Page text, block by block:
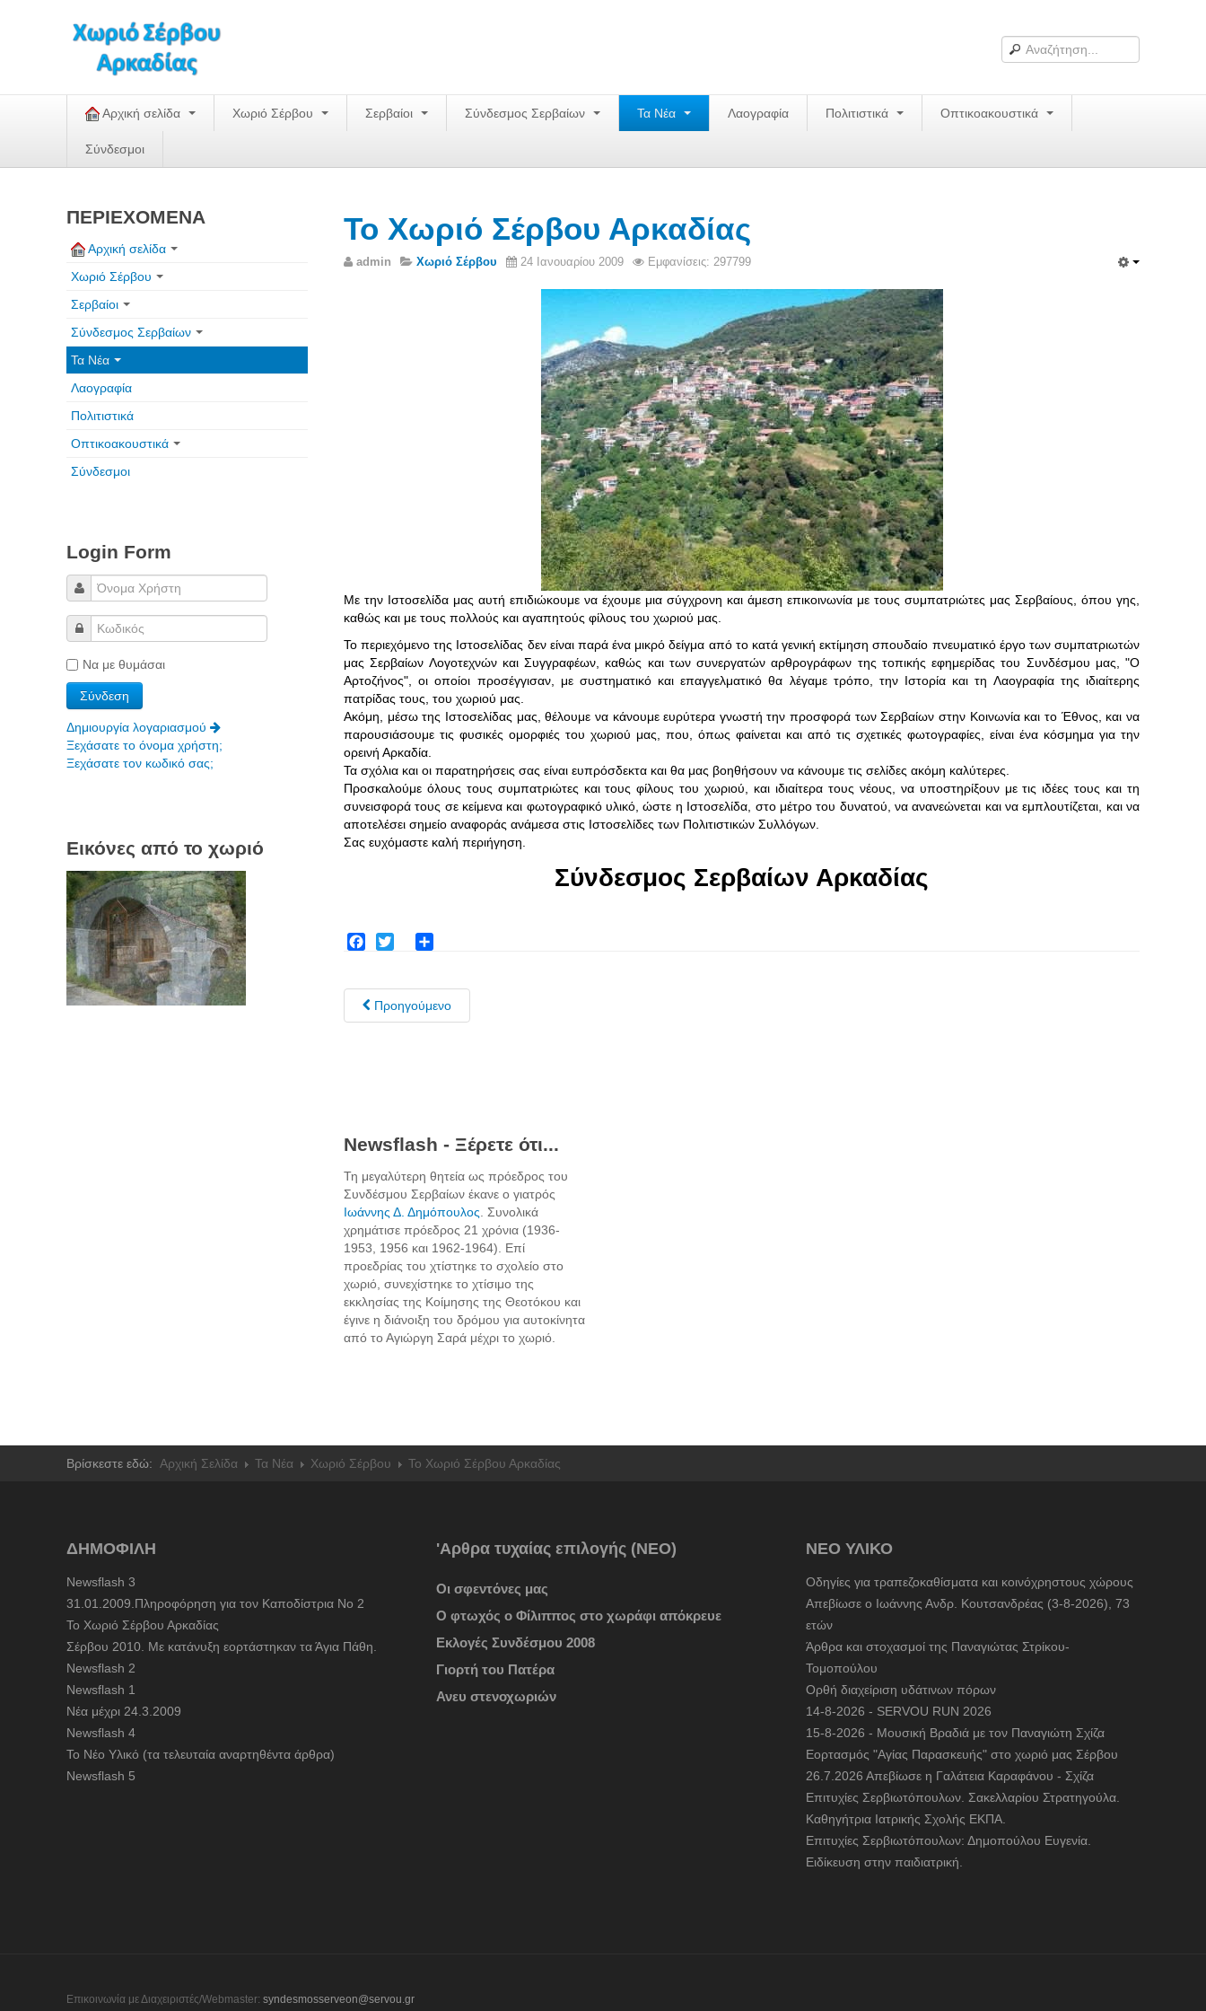
Αρχική σελίδα Χωριό Σέρβου Σερβαίοι Σύνδεσμος Σερβαίων Τα Νέα Λαογραφία Πολιτιστικά Οπτικοακουστικά
Σύνδεσμοι
To Χωριό Σέρβου Αρκαδίας
admin Χωριό Σέρβου 24 Ιανουαρίου 2009 Εμφανίσεις: 297799
Με την Ιστοσελίδα μας αυτή επιδιώκουμε να έχουμε μια σύγχρονη και άμεση επικοινωνία με τους συμπατριώτες μας Σερβαίους, όπου γης,
καθώς και με τους πολλούς και αγαπητούς φίλους του χωριού μας.
Το περιεχόμενο της Ιστοσελίδας δεν είναι παρά ένα μικρό δείγμα από το κατά γενική εκτίμηση σπουδαίο πνευματικό έργο των συμπατριωτών
μας Σερβαίων Λογοτεχνών και Συγγραφέων, καθώς και των συνεργατών αρθρογράφων της τοπικής εφημερίδας του Συνδέσμου μας, "Ο
Αρτοζήνος", οι οποίοι προσέγγισαν, με συστηματικό και επαγγελματικό θα λέγαμε τρόπο, την Ιστορία και τη Λαογραφία της ιδιαίτερης
πατρίδας τους, του χωριού μας.
Ακόμη, μέσω της Ιστοσελίδας μας, θέλουμε να κάνουμε ευρύτερα γνωστή την προσφορά των Σερβαίων στην Κοινωνία και το Έθνος, και να
παρουσιάσουμε τις φυσικές ομορφιές του χωριού μας, που, όπως φαίνεται και από τις σχετικές φωτογραφίες, είναι ένα κόσμημα για την
ορεινή Αρκαδία.
Τα σχόλια και οι παρατηρήσεις σας είναι ευπρόσδεκτα και θα μας βοηθήσουν να κάνουμε τις σελίδες ακόμη καλύτερες.
Προσκαλούμε όλους τους συμπατριώτες και τους φίλους του χωριού, και ιδιαίτερα τους νέους, να υποστηρίξουν με τις ιδέες τους και τη
συνεισφορά τους σε κείμενα και φωτογραφικό υλικό, ώστε η Ιστοσελίδα, στο μέτρο του δυνατού, να ανανεώνεται και να εμπλουτίζεται, και να
αποτελέσει σημείο αναφοράς ανάμεσα στις Ιστοσελίδες των Πολιτιστικών Συλλόγων.
Σας ευχόμαστε καλή περιήγηση
Σύνδεσμος Σερβαίων Αρκαδίας
Προηγούμενο
ΠΕΡΙΕΧΟΜΕΝΑ
Αρχική σελίδα
Χωριό Σέρβου
Σερβαίοι
Σύνδεσμος Σερβαίων
Τα Νέα
Λαογραφία
Πολιτιστικά
Οπτικοακουστικά
Σύνδεσμοι
Login Form
Να με θυμάσαι
Δημιουργία λογαριασμού
Ξεχάσατε το όνομα χρήστη;
Ξεχάσατε τον κωδικό σας;
Εικόνες από το χωριό
Newsflash - Ξέρετε ότι...
Τη μεγαλύτερη θητεία ως πρόεδρος του
Συνδέσμου Σερβαίων έκανε ο γιατρός
Ιωάννης Δ. Δημόπουλος . Συνολικά
χρημάτισε πρόεδρος 21 χρόνια (1936-
1953, 1956 και 1962-1964). Επί
προεδρίας του χτίστηκε το σχολείο στο
χωριό, συνεχίστηκε το χτίσιμο της
εκκλησίας της Κοίμησης της Θεοτόκου και
έγινε η διάνοιξη του δρόμου για αυτοκίνητα
από το Αγιώργη Σαρά μέχρι το χωριό.
Βρίσκεστε εδώ: Αρχική Σελίδα Τα Νέα Χωριό Σέρβου To Χωριό Σέρβου Αρκαδίας
ΔΗΜΟΦΙΛΗ
Newsflash 3
31.01.2009.Πληροφόρηση για τον Καποδίστρια Νο 2
To Χωριό Σέρβου Αρκαδίας
Σέρβου 2010. Με κατάνυξη εορτάστηκαν τα Άγια Πάθη.
Newsflash 2
Newsflash 1
Nέα μέχρι 24.3.2009
Newsflash 4
Το Νέο Υλικό (τα τελευταία αναρτηθέντα άρθρα)
Newsflash 5
'Αρθρα τυχαίας επιλογής (ΝΕΟ)
Οι σφεντόνες μας
Ο φτωχός ο Φίλιππος στο χωράφι απόκρευε
Εκλογές Συνδέσμου 2008
Γιορτή του Πατέρα
Ανευ στενοχωριών
ΝΕΟ ΥΛΙΚΟ
Οδηγίες για τραπεζοκαθίσματα και κοινόχρηστους χώρους
Απεβίωσε ο Ιωάννης Ανδρ. Κουτσανδρέας (3-8-2026), 73
ετών
Άρθρα και στοχασμοί της Παναγιώτας Στρίκου-
Τομοπούλου
Ορθή διαχείριση υδάτινων πόρων
14-8-2026 - SERVOU RUN 2026
15-8-2026 - Μουσική Βραδιά με τον Παναγιώτη Σχίζα
Εορτασμός "Αγίας Παρασκευής" στο χωριό μας Σέρβου
26.7.2026 Απεβίωσε η Γαλάτεια Καραφάνου - Σχίζα
Επιτυχίες Σερβιωτόπουλων. Σακελλαρίου Στρατηγούλα.
Καθηγήτρια Ιατρικής Σχολής ΕΚΠΑ.
Επιτυχίες Σερβιωτόπουλων: Δημοπούλου Ευγενία.
Ειδίκευση στην παιδιατρική.
Επικοινωνία με Διαχειριστές/Webmaster: syndesmosserveon@servou.gr